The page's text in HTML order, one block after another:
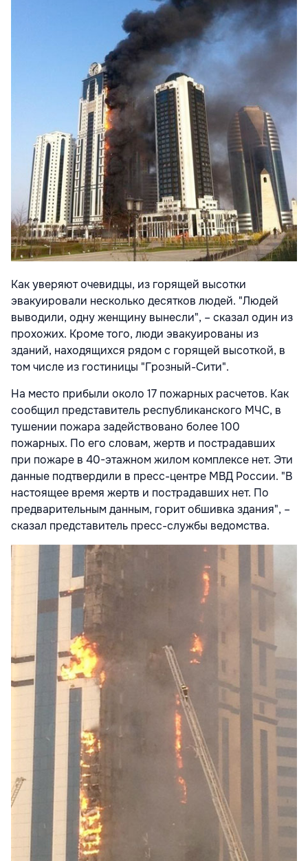
Как уверяют очевидцы, из горящей высотки
эвакуировали несколько десятков людей. "Людей
выводили, одну женщину вынесли", – сказал один из
прохожих. Кроме того, люди эвакуированы из
зданий, находящихся рядом с горящей высоткой, в
том числе из гостиницы "Грозный-Сити".
На место прибыли около 17 пожарных расчетов. Как
сообщил представитель республиканского МЧС, в
тушении пожара задействовано более 100
пожарных. По его словам, жертв и пострадавших
при пожаре в 40-этажном жилом комплексе нет. Эти
данные подтвердили в пресс-центре МВД России. "В
настоящее время жертв и пострадавших нет. По
предварительным данным, горит обшивка здания", –
сказал представитель пресс-службы ведомства.